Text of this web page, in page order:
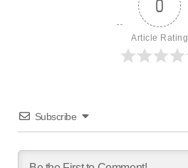
0
Article Rating
Subscribe